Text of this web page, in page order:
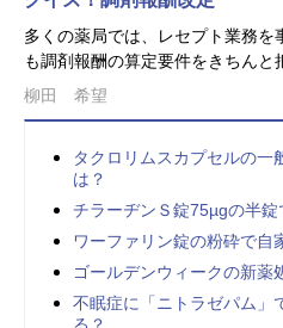
多くの薬局では、レセプト業務
も調剤報酬の算定要件をきちんと
柳田 希望
タクロリムスカプセルの一
は？
チラーヂンＳ錠75µgの半
ワーファリン錠の粉砕で自
ゴールデンウィークの新薬
不眠症に「ニトラゼパム」